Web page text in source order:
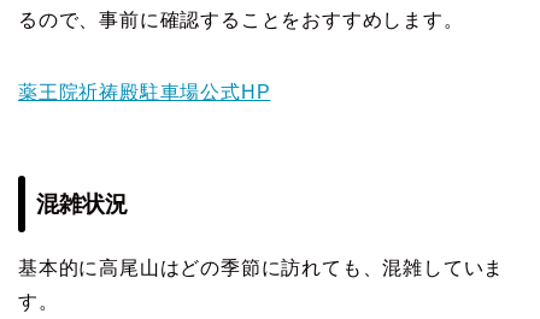
るので、事前に確認することをおすすめします。
薬王院祈祷殿駐車場公式HP
混雑状況
基本的に高尾山はどの季節に訪れても、混雑していま
す。